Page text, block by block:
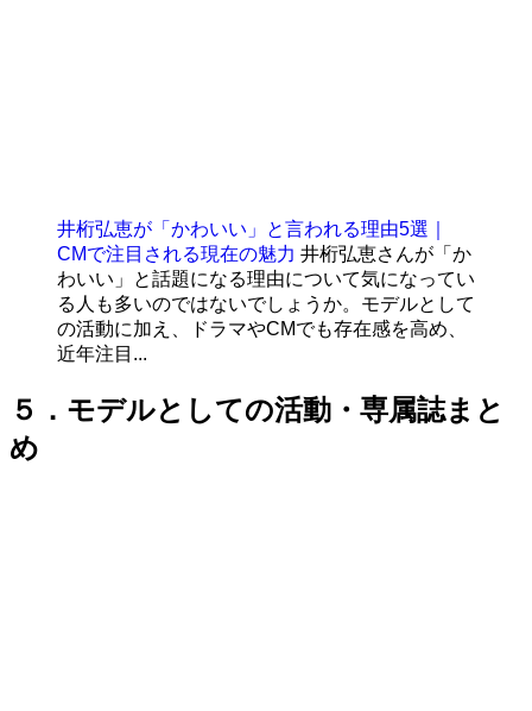
井桁弘恵が「かわいい」と言われる理由5選｜
CMで注目される現在の魅力 井桁弘恵さんが「か
わいい」と話題になる理由について気になってい
る人も多いのではないでしょうか。モデルとして
の活動に加え、ドラマやCMでも存在感を高め、
近年注目...
５．モデルとしての活動・専属誌まと
め